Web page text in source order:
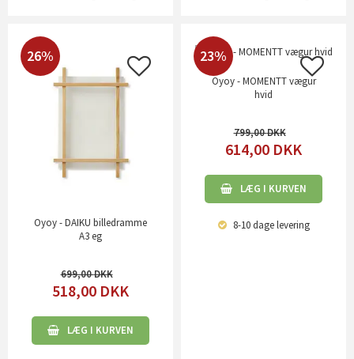
26%
Oyoy - DAIKU billedramme
A3 eg
699,00
518,00 DKK
LÆG I KURVEN
23%
Oyoy - MOMENTT vægur
hvid
799,00
614,00 DKK
LÆG I KURVEN
8-10 dagelevering